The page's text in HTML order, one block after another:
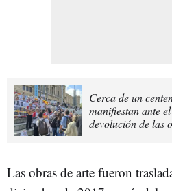
Cerca de un
manifiestan ante
devolución de las
Las obras de arte fueron